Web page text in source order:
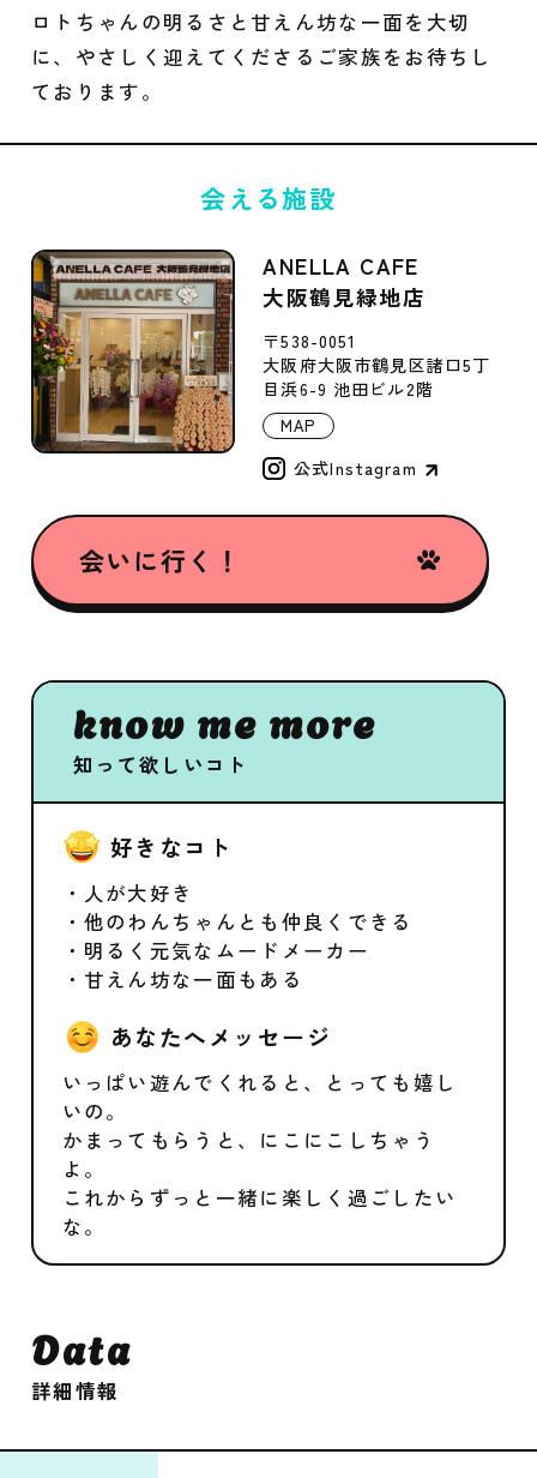
ロトちゃんの明るさと甘えん坊な一面を大切
に、やさしく迎えてくださるご家族をお待ちし
ております。
会える施設
ANELLA CAFE
大阪鶴見緑地店
〒538-0051
大阪府大阪市鶴見区諸口5丁
目浜6-9 池田ビル2階
MAP
公式Instagram
会いに行く！
know me more
知って欲しいコト
好きなコト
・人が大好き
・他のわんちゃんとも仲良くできる
・明るく元気なムードメーカー
・甘えん坊な一面もある
あなたへメッセージ
いっぱい遊んでくれると、とっても嬉し
いの。
かまってもらうと、にこにこしちゃう
よ。
これからずっと一緒に楽しく過ごしたい
な。
Data
詳細情報